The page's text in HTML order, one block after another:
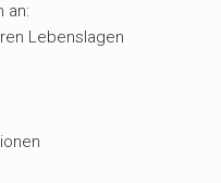
an:
Lebenslagen